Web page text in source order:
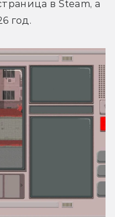
в Steam, а
год.